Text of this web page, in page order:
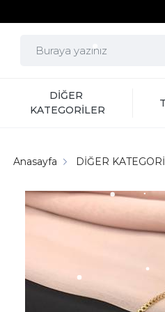
DİĞER
KATEGORİLER
Anasayfa DİĞER